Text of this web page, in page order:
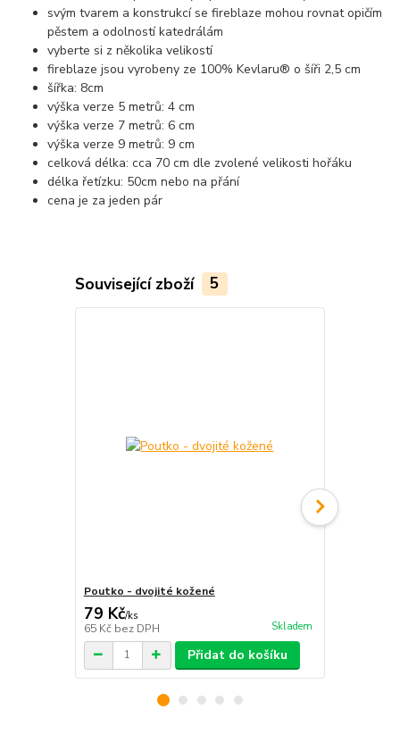
svým tvarem a konstrukcí se fireblaze mohou rovnat opičím
pěstem a odolností katedrálám
vyberte si z několika velikostí
fireblaze jsou vyrobeny ze 100% Kevlaru® o šíři 2,5 cm
šířka: 8cm
výška verze 5 metrů: 4 cm
výška verze 7 metrů: 6 cm
výška verze 9 metrů: 9 cm
celková délka: cca 70 cm dle zvolené velikosti hořáku
délka řetízku: 50cm nebo na přání
cena je za jeden pár
Související zboží 5
Poutko - dvojité kožené
79 Kč/ks
65 Kč bez DPH Skladem
Přidat do košíku